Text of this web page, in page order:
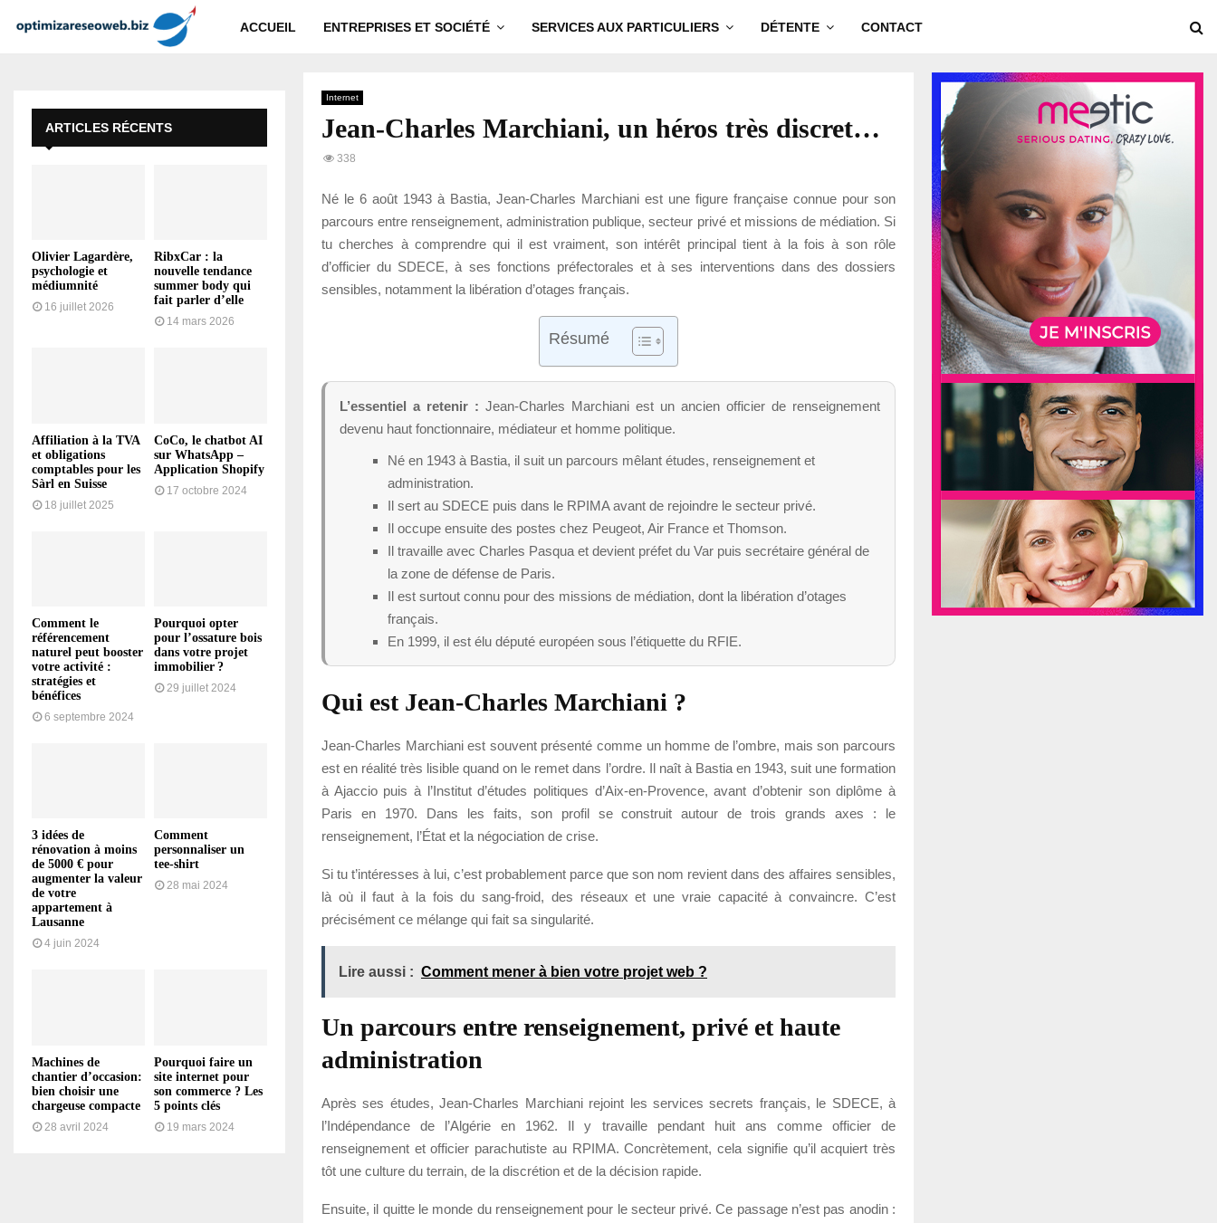
ACCUEIL ENTREPRISES ET SOCIÉTÉ SERVICES AUX PARTICULIERS DÉTENTE CONTACT
Internet
Jean-Charles Marchiani, un héros très discret…
338
Né le 6 août 1943 à Bastia, Jean-Charles Marchiani est une figure française connue pour son
parcours entre renseignement, administration publique, secteur privé et missions de médiation. Si
tu cherches à comprendre qui il est vraiment, son intérêt principal tient à la fois à son rôle
d’officier du SDECE, à ses fonctions préfectorales et à ses interventions dans des dossiers
sensibles, notamment la libération d’otages français.
Résumé
L’essentiel a retenir : Jean-Charles Marchiani est un ancien officier de renseignement
devenu haut fonctionnaire, médiateur et homme politique.
Né en 1943 à Bastia, il suit un parcours mêlant études, renseignement et
administration.
Il sert au SDECE puis dans le RPIMA avant de rejoindre le secteur privé.
Il occupe ensuite des postes chez Peugeot, Air France et Thomson.
Il travaille avec Charles Pasqua et devient préfet du Var puis secrétaire général de
la zone de défense de Paris.
Il est surtout connu pour des missions de médiation, dont la libération d’otages
français.
En 1999, il est élu député européen sous l’étiquette du RFIE.
Qui est Jean-Charles Marchiani ?
Jean-Charles Marchiani est souvent présenté comme un homme de l’ombre, mais son parcours
est en réalité très lisible quand on le remet dans l’ordre. Il naît à Bastia en 1943, suit une formation
à Ajaccio puis à l’Institut d’études politiques d’Aix-en-Provence, avant d’obtenir son diplôme à
Paris en 1970. Dans les faits, son profil se construit autour de trois grands axes : le
renseignement, l’État et la négociation de crise.
Si tu t’intéresses à lui, c’est probablement parce que son nom revient dans des affaires sensibles,
là où il faut à la fois du sang-froid, des réseaux et une vraie capacité à convaincre. C’est
précisément ce mélange qui fait sa singularité.
Lire aussi : Comment mener à bien votre projet web ?
Un parcours entre renseignement, privé et haute
administration
Après ses études, Jean-Charles Marchiani rejoint les services secrets français, le SDECE, à
l’Indépendance de l’Algérie en 1962. Il y travaille pendant huit ans comme officier de
renseignement et officier parachutiste au RPIMA. Concrètement, cela signifie qu’il acquiert très
tôt une culture du terrain, de la discrétion et de la décision rapide.
Ensuite, il quitte le monde du renseignement pour le secteur privé. Ce passage n’est pas anodin :
ARTICLES RÉCENTS
Olivier Lagardère,
psychologie et
médiumnité
16 juillet 2026
RibxCar : la
nouvelle tendance
summer body qui
fait parler d’elle
14 mars 2026
Affiliation à la TVA
et obligations
comptables pour les
Sàrl en Suisse
18 juillet 2025
CoCo, le chatbot AI
sur WhatsApp –
Application Shopify
17 octobre 2024
Comment le
référencement
naturel peut booster
votre activité :
stratégies et
bénéfices
6 septembre 2024
Pourquoi opter
pour l’ossature bois
dans votre projet
immobilier ?
29 juillet 2024
3 idées de
rénovation à moins
de 5000 € pour
augmenter la valeur
de votre
appartement à
Lausanne
4 juin 2024
Comment
personnaliser un
tee-shirt
28 mai 2024
Machines de
chantier d’occasion:
bien choisir une
chargeuse compacte
28 avril 2024
Pourquoi faire un
site internet pour
son commerce ? Les
5 points clés
19 mars 2024